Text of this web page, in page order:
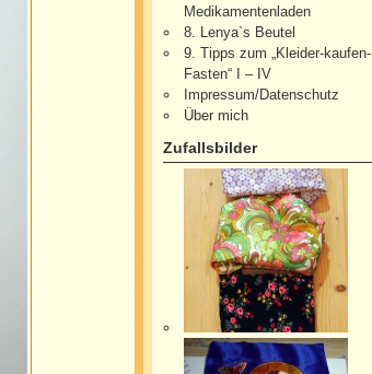
Medikamentenladen
8. Lenya`s Beutel
9. Tipps zum „Kleider-kaufen-
Fasten“ I – IV
Impressum/Datenschutz
Über mich
Zufallsbilder